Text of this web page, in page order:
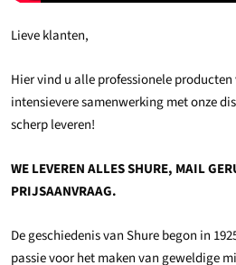
Lieve klanten,
Hier vind u alle professionele producten
intensievere samenwerking met onze
scherp leveren!
WE LEVEREN ALLES SHURE, MAIL
PRIJSAANVRAAG.
De geschiedenis van Shure begon in
passie voor het maken van geweldige